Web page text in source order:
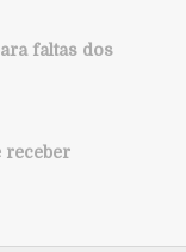
faltas dos
receber